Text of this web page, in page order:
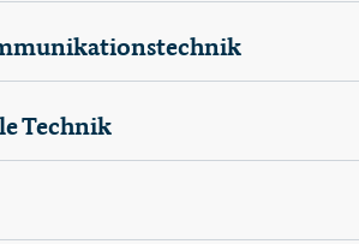
Technik